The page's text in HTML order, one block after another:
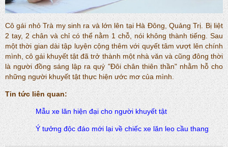
Cô gái nhỏ Trà my sinh ra và lớn lên tại Hà Đông, Quảng Trị. Bị liệt
2 tay, 2 chân và chỉ có thể nằm 1 chỗ, nói không thành tiếng. Sau
một thời gian dài tập luyện cộng thêm với quyết tâm vượt lên chính
mình, cô gái khuyết tật đã trở thành một nhà văn và cũng đông thời
là người đồng sáng lập ra quý "Đôi chân thiên thần" nhằm hỗ cho
những người khuyết tật thực hiện ước mơ của mình.
Tin tức liên quan:
Mẫu xe lăn hiện đại cho người khuyết tật
Ý tưởng độc đáo mới lại về chiếc xe lăn leo cầu thang